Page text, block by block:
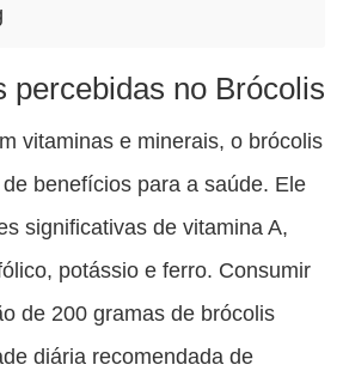
percebidas no Brócolis
vitaminas e minerais, o brócolis
benefícios para a saúde. Ele
significativas de vitamina A,
potássio e ferro. Consumir
de 200 gramas de brócolis
diária recomendada de